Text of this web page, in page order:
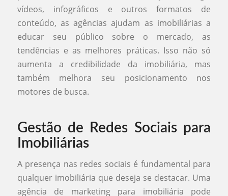
vídeos, infográficos e outros formatos de
conteúdo, as agências ajudam as imobiliárias a
educar seu público sobre o mercado, as
tendências e as melhores práticas. Isso não só
aumenta a credibilidade da imobiliária, mas
também melhora seu posicionamento nos
motores de busca.
Gestão de Redes Sociais para
Imobiliárias
A presença nas redes sociais é fundamental para
qualquer imobiliária que deseja se destacar. Uma
agência de marketing para imobiliária pode